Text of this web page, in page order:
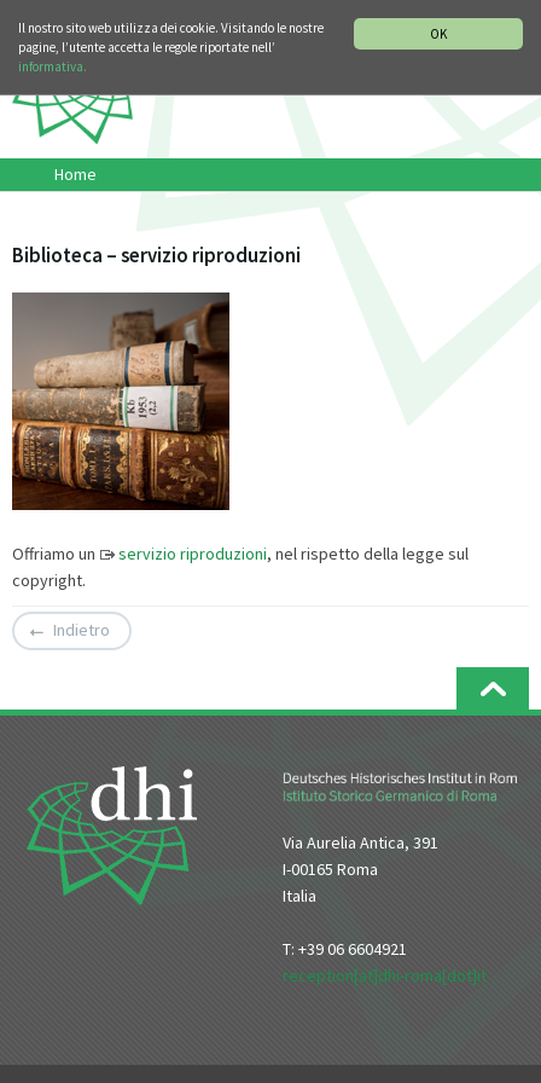
OK
Il nostro sito web utilizza dei cookie. Visitando le nostre
pagine, l’utente accetta le regole riportate nell’
informativa.
Home
Biblioteca – servizio riproduzioni
Offriamo un servizio riproduzioni, nel rispetto della legge sul
copyright.
Indietro
Via Aurelia Antica, 391
I-00165 Roma
Italia
T: +39 06 6604921
reception[at]dhi-roma[dot]it